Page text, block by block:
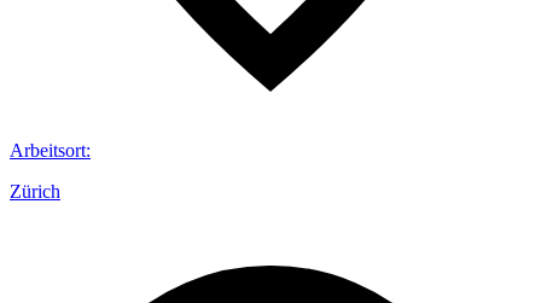
Arbeitsort:
Zürich